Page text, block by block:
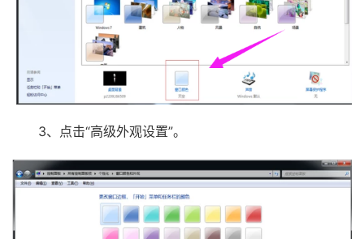
3、点击“高级外观设置”。